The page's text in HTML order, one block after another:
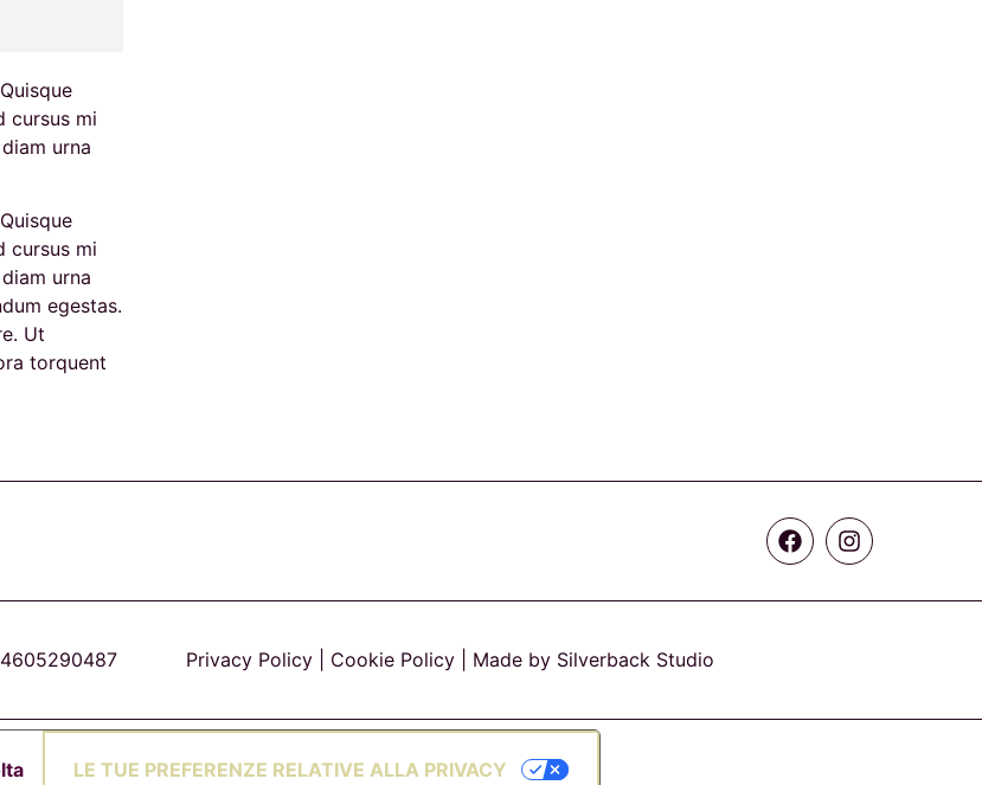
cursus mi
urna
cursus mi
urna
egestas.
Ut
torquent
Privacy Policy Cookie Policy | Made by Silverback Studio
LE TUE PREFERENZE RELATIVE ALLA PRIVACY